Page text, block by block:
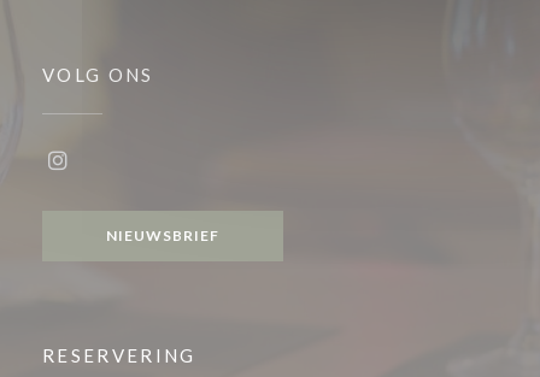
VOLG ONS
NIEUWSBRIEF
RESERVERING